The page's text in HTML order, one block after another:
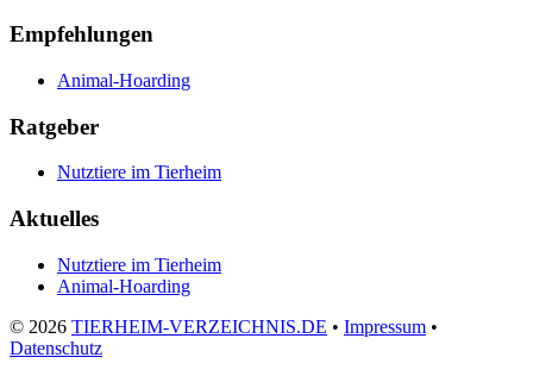
Empfehlungen
Animal-Hoarding
Ratgeber
Nutztiere im Tierheim
Aktuelles
Nutztiere im Tierheim
Animal-Hoarding
© 2026 TIERHEIM-VERZEICHNIS.DE • Impressum •
Datenschutz